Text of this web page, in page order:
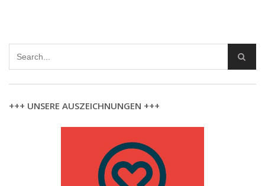
+++ UNSERE AUSZEICHNUNGEN +++